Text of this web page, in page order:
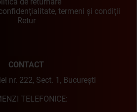
termeni și condiții
Retur
CONTACT
nr. 222, Sect. 1, București
TELEFONICE: